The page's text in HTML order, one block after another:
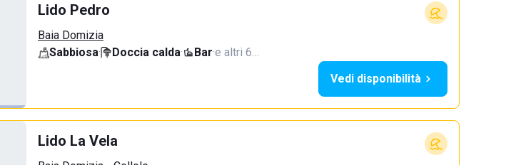
Lido Pedro
Baia Domizia
Sabbiosa· Doccia calda· Bar·e altri 6…
Vedi disponibilità
Lido La Vela